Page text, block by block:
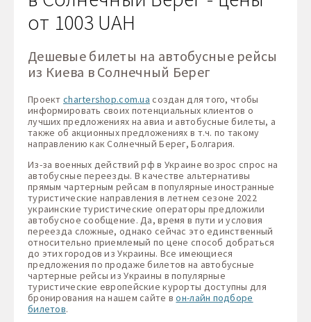
от 1003 UAH
Дешевые билеты на автобусные рейсы
из Киева в Солнечный Берег
Проект chartershop.com.ua создан для того, чтобы
информировать своих потенциальных клиентов о
лучших предложениях на авиа и автобусные билеты, а
также об акционных предложениях в т.ч. по такому
направлению как Солнечный Берег, Болгария.
Из-за военных действий рф в Украине возрос спрос на
автобусные переезды. В качестве альтернативы
прямым чартерным рейсам в популярные иностранные
туристические направления в летнем сезоне 2022
украинские туристические операторы предложили
автобусное сообщение. Да, время в пути и условия
переезда сложные, однако сейчас это единственный
относительно приемлемый по цене способ добраться
до этих городов из Украины. Все имеющиеся
предложения по продаже билетов на автобусные
чартерные рейсы из Украины в популярные
туристические европейские курорты доступны для
бронирования на нашем сайте вон-лайн подборе
билетов.